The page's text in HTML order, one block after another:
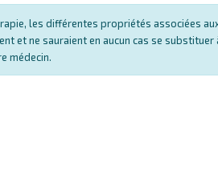
les différentes propriétés associées
et ne sauraient en aucun cas se
médecin.